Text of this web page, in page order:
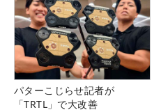
パターこじらせ記者が
「TRTL」で大改善